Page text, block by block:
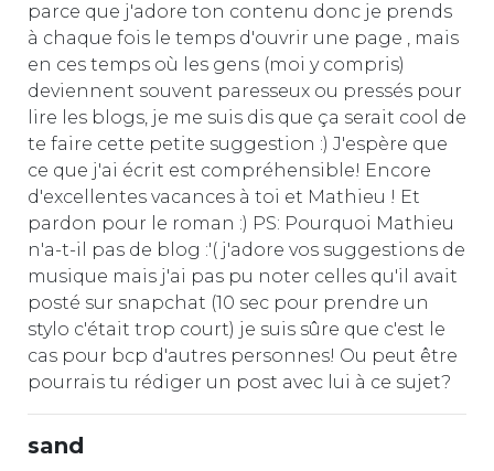
parce que j'adore ton contenu donc je prends
à chaque fois le temps d'ouvrir une page , mais
en ces temps où les gens (moi y compris)
deviennent souvent paresseux ou pressés pour
lire les blogs, je me suis dis que ça serait cool de
te faire cette petite suggestion :) J'espère que
ce que j'ai écrit est compréhensible! Encore
d'excellentes vacances à toi et Mathieu ! Et
pardon pour le roman :) PS: Pourquoi Mathieu
n'a-t-il pas de blog :'( j'adore vos suggestions de
musique mais j'ai pas pu noter celles qu'il avait
posté sur snapchat (10 sec pour prendre un
stylo c'était trop court) je suis sûre que c'est le
cas pour bcp d'autres personnes! Ou peut être
pourrais tu rédiger un post avec lui à ce sujet?
sand